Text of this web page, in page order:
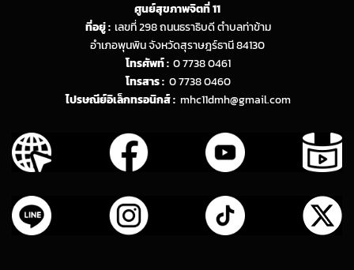
ศูนย์สุขภาพจิตที่ 11
ที่อยู่ : เลขที่ 298 ถนนธราธิบดี ตำบลท่าข้าม
อำเภอพุนพิน จังหวัดสุราษฎร์ธานี 84130
โทรศัพท์ : 0 7738 0461
โทรสาร : 0 7738 0460
ไปรษณีย์อิเล็กทรอนิกส์ : mhc11dmh@gmail.com